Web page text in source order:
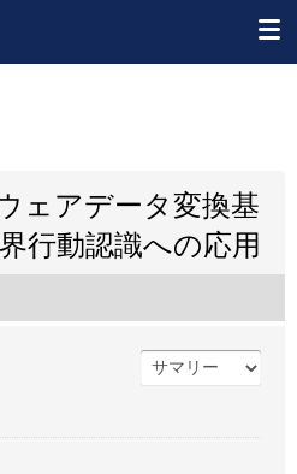
ェアデータ変換基
行動認識への応用